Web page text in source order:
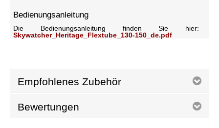
Bedienungsanleitung
Die Bedienungsanleitung finden Sie hier:
Skywatcher_Heritage_Flextube_130-150_de.pdf
Empfohlenes Zubehör
Bewertungen